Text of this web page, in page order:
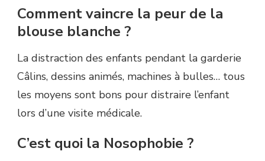
Comment vaincre la peur de la
blouse blanche ?
La distraction des enfants pendant la garderie
Câlins, dessins animés, machines à bulles… tous
les moyens sont bons pour distraire l’enfant
lors d’une visite médicale.
C’est quoi la Nosophobie ?